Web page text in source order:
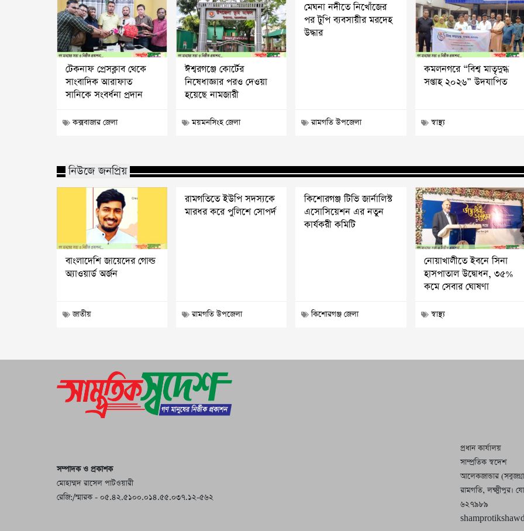
টেকনাফ প্রেসক্লাব থেকে
সাংবাদিক আরাফাত
সানিকে সংবর্ধনা প্রদান
কক্সবাজার জেলা
ঈশ্বরগঞ্জে কোর্টের
নিষেধাজ্ঞার পরও দেওয়া
হয়েছে নামজারী
ময়মনসিংহ জেলা
মেঘনা নদীতে নিখোঁজের
পর টুপি ব্যবসায়ীর মরদেহ
উদ্ধার
রামগতি উপজেলা
কমলনগরে “বিশ্ব মাতৃদুগ্ধ
সপ্তাহ ২০২৬” উদযাপিত
স্বাস্থ্য
নিউজে জনপ্রিয়
বাংলাদেশি জায়েদের গোল্ড
অ্যাওয়ার্ড অর্জন
জাতীয়
রামগতিতে ইউপি সদস্যকে
মারধর করে পুলিশে সোপর্দ
রামগতি উপজেলা
কিশোরগঞ্জ টিভি জার্নালিস্ট
এসোসিয়েশন এর নতুন
কার্যকরী কমিটি
কিশোরগঞ্জ জেলা
নোয়াখালীতে ইবনে সিনা
হাসপাতাল উদ্বোধন, ৩৫%
কমে সেবার ঘোষণা
স্বাস্থ্য
সম্পাদক ও প্রকাশক
মোহাম্মদ রাসেল পাটওয়ারী
রেজি:/স্মারক - ০৫.৪২.৫১০০.০১৪.৫৫.০৩৭.১২-৫৬২
প্রধান কার্যালয়
সাম্প্রতিক স্বদেশ
আলেকজান্ডার
রামগতি, লক্ষ্মীপুর।
৬২৭৯৮৯